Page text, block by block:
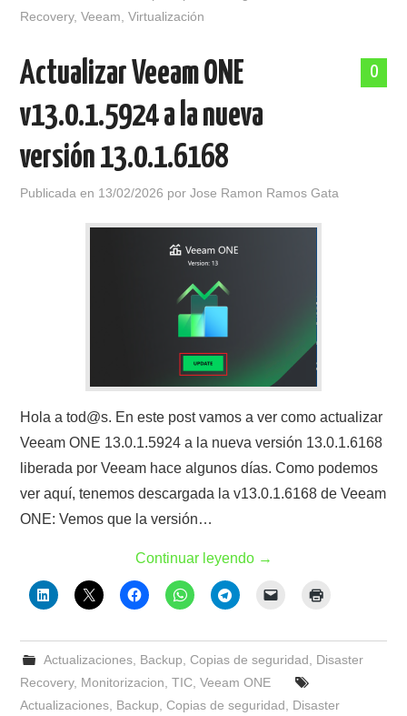
Recovery,Veeam ,Virtualización
0
Actualizar Veeam ONE
v13.0.1.5924 a la nueva
versión 13.0.1.6168
Publicada en 13/02/2026 porJose Ramon Ramos Gata
Hola a tod@s. En este post vamos a ver como actualizar
Veeam ONE 13.0.1.5924 a la nueva versión 13.0.1.6168
liberada por Veeam hace algunos días. Como podemos
ver aquí, tenemos descargada la v13.0.1.6168 de Veeam
ONE: Vemos que la versión…
Continuar leyendo →
Actualizaciones, Backup Copias de seguridad
Disaster
Recovery, Monitorizacion ,TIC ,Veeam ONE
Actualizaciones Backup ,Copias de seguridad
Disaster